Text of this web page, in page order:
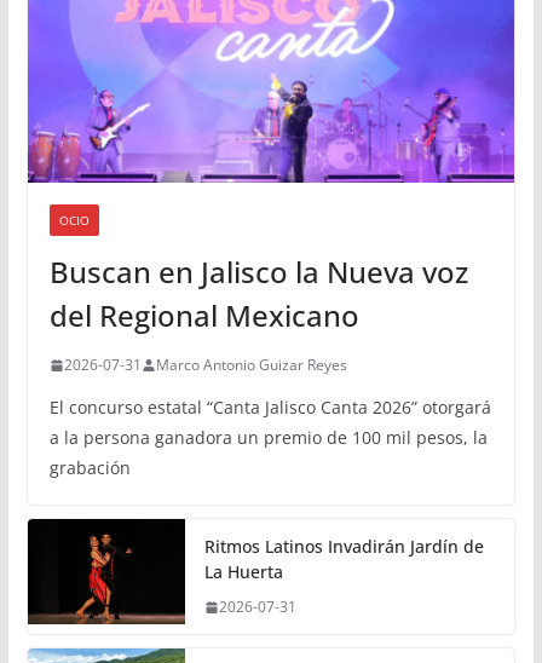
OCIO
Buscan en Jalisco la Nueva voz
del Regional Mexicano
2026-07-31 Marco Antonio Guizar Reyes
El concurso estatal “Canta Jalisco Canta 2026” otorgará
a la persona ganadora un premio de 100 mil pesos, la
grabación
Ritmos Latinos Invadirán Jardín de
La Huerta
2026-07-31